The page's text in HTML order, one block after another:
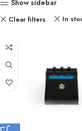
Show sidebar
Clear filters In